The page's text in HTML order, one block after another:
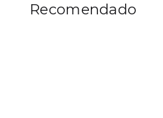
Recomendado